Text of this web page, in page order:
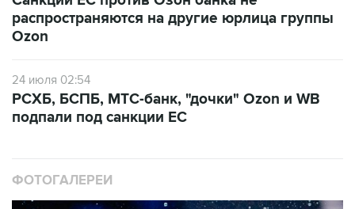
подпали под санкции ЕС